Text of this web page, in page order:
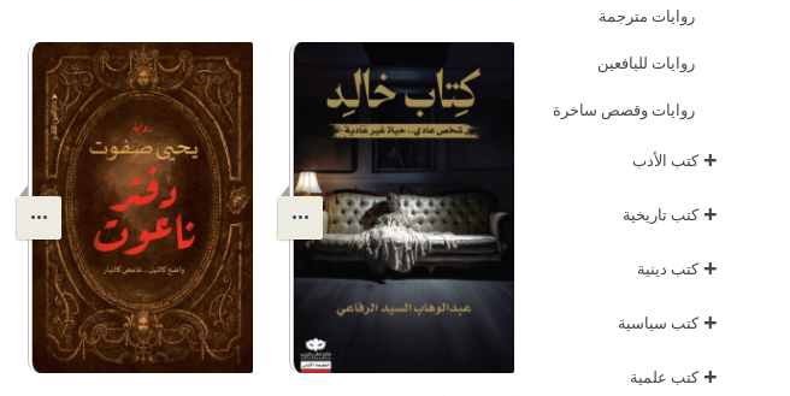
روايات مترجمة
روايات لليافعين
روايات وقصص ساخرة
+كتب الأدب
+كتب تاريخية
+كتب دينية
+كتب سياسية
+كتب علمية